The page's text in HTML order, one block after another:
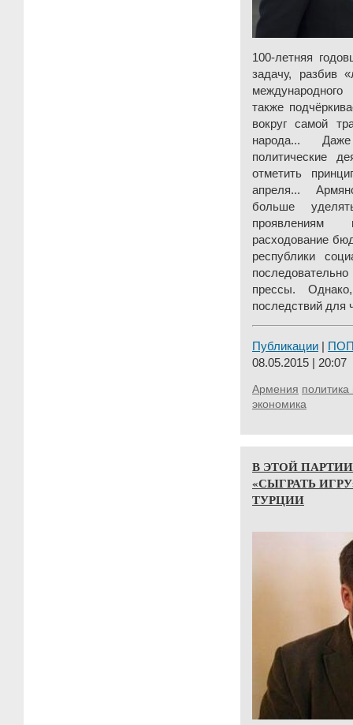
100-летняя
задачу, разбив
также
вокруг самой
народа...
политические
отметить
апреля...
больше
расходование
республики
прессы.
последствий для
Публикации |
08.05.2015 | 20:07
Армения
экономика
В ЭТОЙ
«СЫГРАТЬ
ТУРЦИИ